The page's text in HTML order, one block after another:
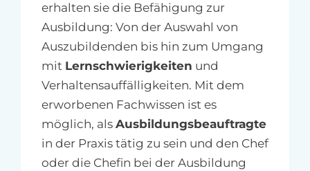
erhalten sie die Befähigung zur
Ausbildung: Von der Auswahl von
Auszubildenden bis hin zum Umgang
mit Lernschwierigkeiten und
Verhaltensauffälligkeiten. Mit dem
erworbenen Fachwissen ist es
möglich, als Ausbildungsbeauftragte
in der Praxis tätig zu sein und den Chef
oder die Chefin bei der Ausbildung